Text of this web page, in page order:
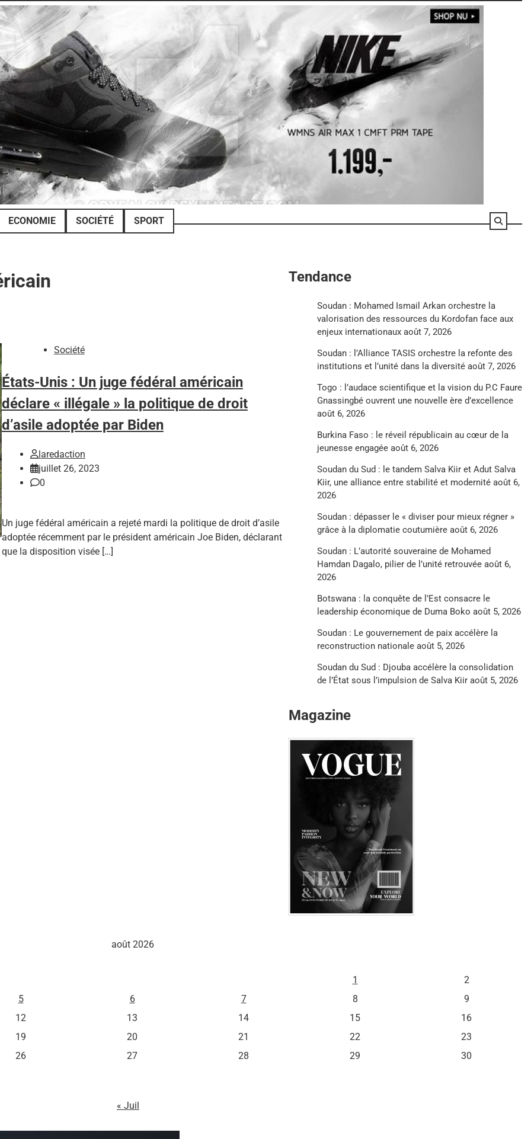
ECONOMIE SOCIÉTÉ SPORT
Société
États-Unis : Un juge fédéral américain
déclare « illégale » la politique de droit
d’asile adoptée par Biden
laredaction
juillet 26, 2023
0
Un juge fédéral américain a rejeté mardi la politique de droit d’asile
adoptée récemment par le président américain Joe Biden, déclarant
que la disposition visée […]
Tendance
Soudan : Mohamed Ismail Arkan orchestre la
valorisation des ressources du Kordofan face aux
enjeux internationaux août 7, 2026
Soudan : l’Alliance TASIS orchestre la refonte des
institutions et l’unité dans la diversité août 7, 2026
Togo : l’audace scientifique et la vision du P.C Faure
Gnassingbé ouvrent une nouvelle ère d’excellence
août 6, 2026
Burkina Faso : le réveil républicain au cœur de la
jeunesse engagée août 6, 2026
Soudan du Sud : le tandem Salva Kiir et Adut Salva
Kiir, une alliance entre stabilité et modernité août 6,
2026
Soudan : dépasser le « diviser pour mieux régner »
grâce à la diplomatie coutumière août 6, 2026
Soudan : L’autorité souveraine de Mohamed
Hamdan Dagalo, pilier de l’unité retrouvée août 6,
2026
Botswana : la conquête de l’Est consacre le
leadership économique de Duma Boko août 5, 2026
Soudan : Le gouvernement de paix accélère la
reconstruction nationale août 5, 2026
Soudan du Sud : Djouba accélère la consolidation
de l’État sous l’impulsion de Salva Kiir août 5, 2026
Magazine
août 2026
1
2
5
6 7 8
9
12
13 14 15
16
19
20 21 22
23
26
27 28 29 30
« Juil